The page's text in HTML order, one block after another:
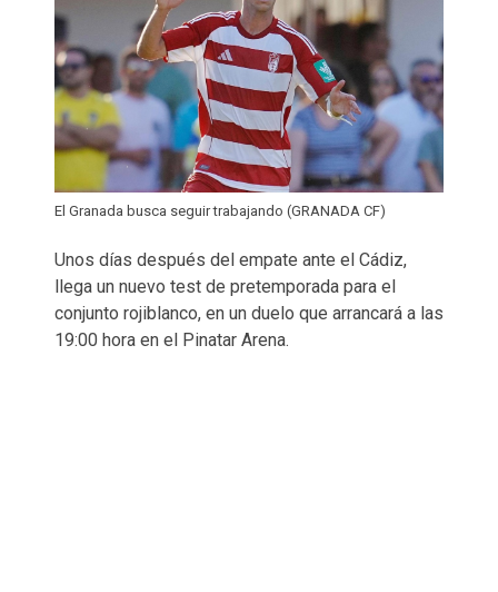
El Granada busca seguir trabajando (GRANADA CF)
Unos días después del empate ante el Cádiz,
llega un nuevo test de pretemporada para el
conjunto rojiblanco, en un duelo que arrancará a las
19:00 hora en el Pinatar Arena.